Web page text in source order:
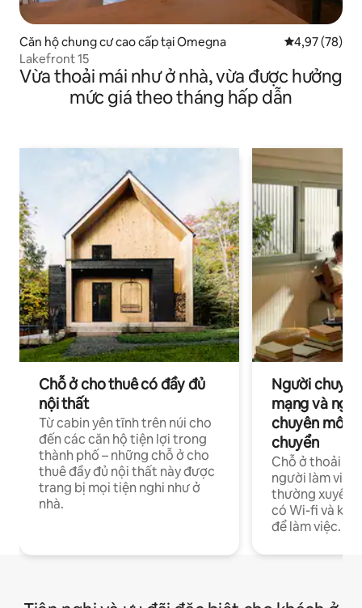
Căn hộ chung cư cao cấp tại Omegna Xếp hạng
4,97 (78)
Lakefront 15
Vừa thoải mái như ở nhà, vừa được hưởng
mức giá theo tháng hấp dẫn
Chỗ ở cho thuê có đầy đủ
nội thất
Từ cabin yên tĩnh trên núi cho
đến các căn hộ tiện lợi trong
thành phố – những chỗ ở cho
thuê đầy đủ nội thất này được
trang bị mọi tiện nghi như ở
nhà.
Người
mạng và
chuyên môn
chuyển
Chỗ ở thoải
người làm việc
thường xuyên
có Wi-fi và
để làm việc.